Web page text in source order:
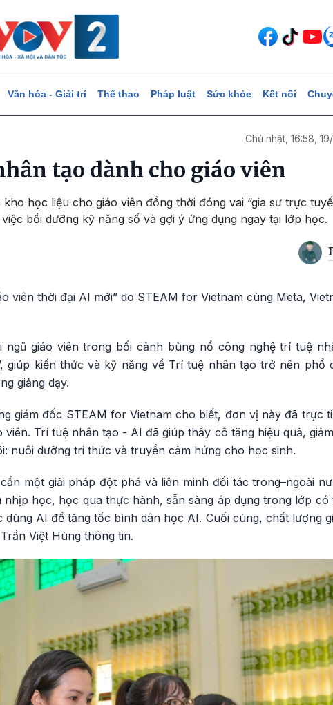
Văn hóa - Giải trí Thể thao Pháp luật Sức khỏe Kết nối
Chủ nhật, 16:58,
tạo dành cho giáo viên
học liệu cho giáo viên đồng thời đóng vai “gia sư trực
bồi dưỡng kỹ năng số và gợi ý ứng dụng ngay tại lớp học.
viên thời đại AI mới” do STEAM for Vietnam cùng Meta,
giáo viên trong bối cảnh bùng nổ công nghệ trí tuệ
giúp kiến thức và kỹ năng về Trí tuệ nhân tạo trở nên phổ
giảng dạy.
giám đốc STEAM for Vietnam cho biết, đơn vị này đã trực
Trí tuệ nhân tạo - AI đã giúp thầy cô tăng hiệu quả,
nuôi dưỡng tri thức và truyền cảm hứng cho học sinh.
một giải pháp đột phá và liên minh đối tác trong–ngoài
học, học qua thực hành, sẵn sàng áp dụng trong lớp có
AI để tăng tốc bình dân học AI. Cuối cùng, chất lượng
Việt Hùng thông tin.